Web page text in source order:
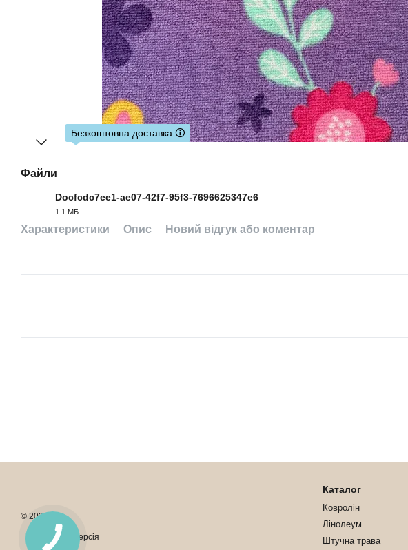
Безкоштовна доставка 🛈
Файли
Docfcdc7ee1-ae07-42f7-95f3-7696625347e6
1.1 МБ
Характеристики Опис Новий відгук або коментар
© 2026
Мобільна версія
Каталог
Ковролін
Лінолеум
Штучна трава